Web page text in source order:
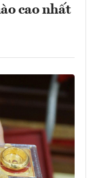
cao nhất